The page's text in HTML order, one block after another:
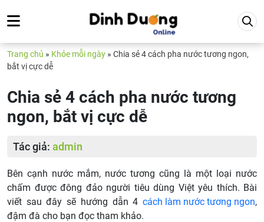
Trang chủ » Khỏe mỗi ngày » Chia sẻ 4 cách pha nước tương ngon,
bắt vị cực dễ
Chia sẻ 4 cách pha nước tương
ngon, bắt vị cực dễ
Tác giả: admin
Bên cạnh nước mắm, nước tương cũng là một loại nước
chấm được đông đảo người tiêu dùng Việt yêu thích. Bài
viết sau đây sẽ hướng dẫn 4 cách làm nước tương ngon,
đậm đà cho bạn đọc tham khảo.